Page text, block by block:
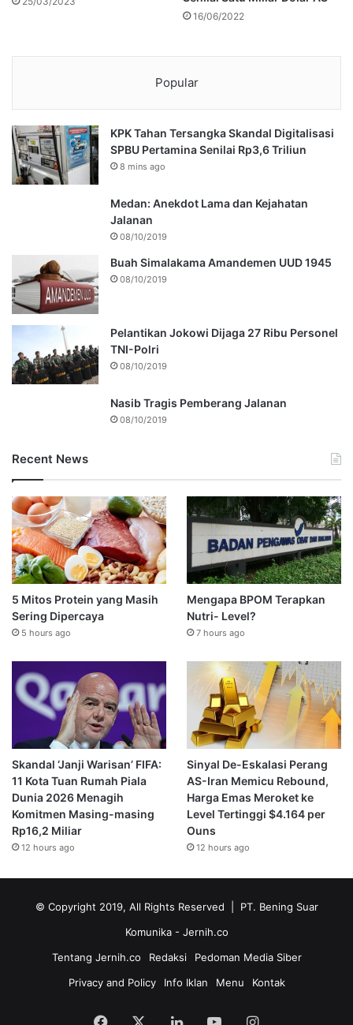
16/06/2022
Popular
KPK Tahan Tersangka Skandal Digitalisasi
SPBU Pertamina Senilai Rp3,6 Triliun
8 mins ago
Medan: Anekdot Lama dan Kejahatan
Jalanan
08/10/2019
Buah Simalakama Amandemen UUD 1945
08/10/2019
Pelantikan Jokowi Dijaga 27 Ribu Personel
TNI-Polri
08/10/2019
Nasib Tragis Pemberang Jalanan
08/10/2019
Recent News
5 Mitos Protein yang Masih
Sering Dipercaya
5 hours ago
Mengapa BPOM Terapkan
Nutri- Level?
7 hours ago
Skandal ‘Janji Warisan’ FIFA:
11 Kota Tuan Rumah Piala
Dunia 2026 Menagih
Komitmen Masing-masing
Rp16,2 Miliar
12 hours ago
Sinyal De-Eskalasi Perang
AS-Iran Memicu Rebound,
Harga Emas Meroket ke
Level Tertinggi $4.164 per
Ouns
12 hours ago
© Copyright 2019, All Rights Reserved | PT. Bening Suar
Komunika - Jernih.co
Tentang Jernih.co
Redaksi
Pedoman Media Siber
Privacy and Policy
Info Iklan Menu Kontak
Facebook LinkedInYouTubeInstagram